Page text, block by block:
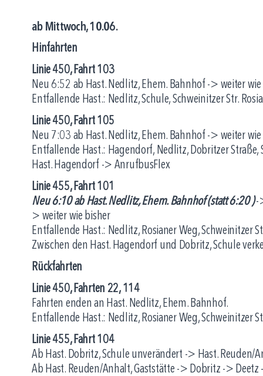
ab Mittwoch, 10.06.
Hinfahrten
Linie 450, Fahrt 103
Neu 6:52 ab Hast. Nedlitz, Ehem. Bahnhof -> weiter
Entfallende Hast.: Nedlitz, Schule, Schweinitzer Str.
Linie 450, Fahrt 105
Neu 7:03 ab Hast. Nedlitz, Ehem. Bahnhof -> weiter
Entfallende Hast.: Hagendorf, Nedlitz, Dobritzer Straße,
Hast. Hagendorf -> AnrufbusFlex
Linie 455, Fahrt 101
Neu 6:10 ab Hast. Nedlitz, Ehem. Bahnhof (statt 6:20 )-
> weiter wie bisher
Entfallende Hast.: Nedlitz, Rosianer Weg, Schweinitzer
Zwischen den Hast. Hagendorf und Dobritz, Schule
Rückfahrten
Linie 450, Fahrten 22, 114
Fahrten enden an Hast. Nedlitz, Ehem. Bahnhof.
Entfallende Hast.: Nedlitz, Rosianer Weg, Schweinitzer
Linie 455, Fahrt 104
Ab Hast. Dobritz, Schule unverändert -> Hast. Reuden/
Ab Hast. Reuden/Anhalt, Gaststätte -> Dobritz ->